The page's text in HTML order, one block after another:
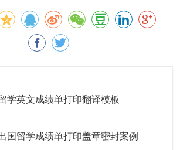
学英文成绩单打印翻译模板
国留学成绩单打印盖章密封案例